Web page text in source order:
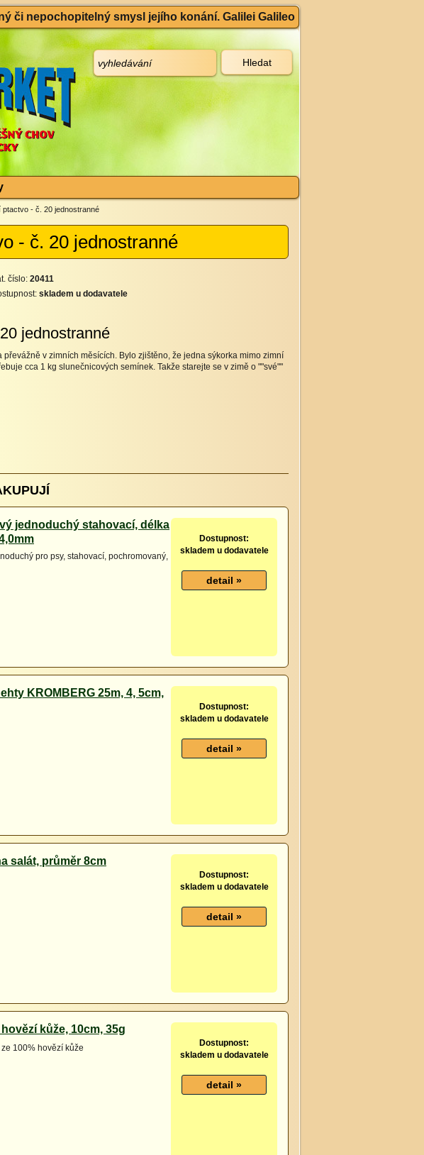
či nepochopitelný smysl jejího konání. Galilei Galileo
- č. 20 jednostranné
- č. 20 jednostranné
číslo: 20411
skladem u dodavatele
jednostranné
v zimních měsících. Bylo zjištěno, že jedna sýkorka mimo zimní
cca 1 kg slunečnicových semínek. Takže starejte se v zimě o ""své""
jednoduchý stahovací, délka
pro psy, stahovací, pochromovaný,
Dostupnost:
skladem u dodavatele
KROMBERG 25m, 4, 5cm,
Dostupnost:
skladem u dodavatele
salát, průměr 8cm
Dostupnost:
skladem u dodavatele
kůže, 10cm, 35g
100% hovězí kůže
Dostupnost:
skladem u dodavatele